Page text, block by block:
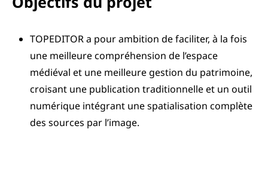
TOPEDITOR a pour ambition de faciliter, à la fois
une meilleure compréhension de l’espace
médiéval et une meilleure gestion du patrimoine,
croisant une publication traditionnelle et un outil
numérique intégrant une spatialisation complète
des sources par l’image.